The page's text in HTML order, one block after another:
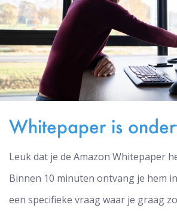
Whitepaper is
Leuk dat je de Amazon Whitepaper
Binnen 10 minuten ontvang je hem
een specifieke vraag waar je graag